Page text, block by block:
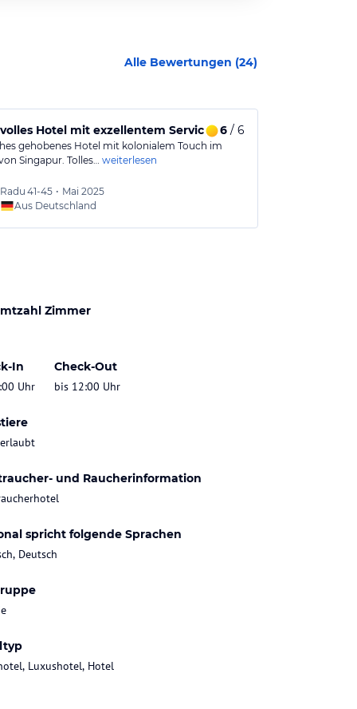
Alle Bewertungen (24)
Hotel mit exzellentem Service im Zentrum von
6/ 6
gehobenes Hotel mit kolonialem Touch im
Singapur. Tolles… weiterlesen
Radu 41-45 • Mai 2025
Aus Deutschland
Zimmer
In
Uhr
Check-Out
bis 12:00 Uhr
und Raucherinformation
spricht folgende Sprachen
Deutsch
Luxushotel, Hotel